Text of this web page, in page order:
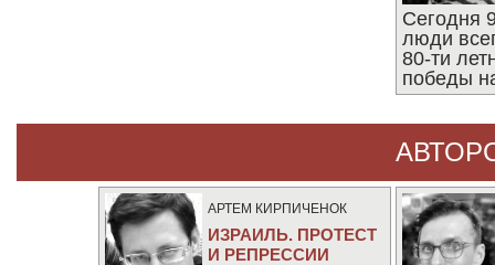
Сегодня
люди
80-ти
победы
АРТЕМ КИРПИЧЕНОК
ИЗРАИЛЬ. ПРОТЕСТ
И РЕПРЕССИИ